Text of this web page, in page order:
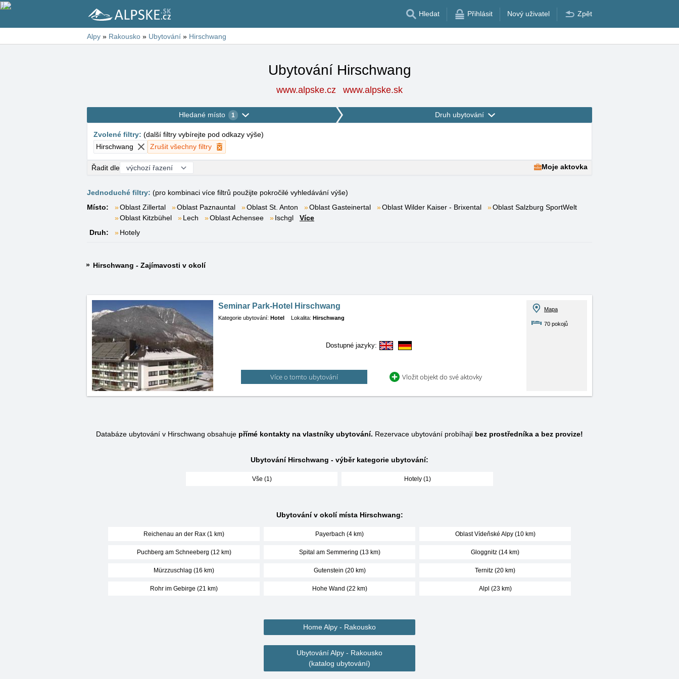
Hledat Přihlásit Nový uživatel Zpět
Alpy » Rakousko » Ubytování » Hirschwang
Ubytování Hirschwang
www.alpske.cz www.alpske.sk
Hledané místo 1 Druh ubytování
Zvolené filtry: (další filtry vybírejte pod odkazy výše)
Hirschwang
Zrušit všechny filtry
Řadit dle Moje aktovka
Jednoduché filtry: (pro kombinaci více filtrů použijte pokročilé vyhledávání výše)
Místo:
Oblast Zillertal Oblast Paznauntal Oblast St. Anton Oblast Gasteinertal Oblast Wilder Kaiser - Brixental
Oblast Salzburg SportWelt
Oblast Kitzbühel
Lech Oblast Achensee Ischgl
Více
Druh:
Hotely
Hirschwang - Zajímavosti v okolí
Seminar Park-Hotel Hirschwang
Kategorie ubytování: Hotel Lokalita: Hirschwang
Dostupné jazyky:
Více o tomto ubytování Vložit objekt do své aktovky
Mapa
70 pokojů
Databáze ubytování v Hirschwang obsahuje přímé kontakty na vlastníky ubytování. Rezervace ubytování probíhají bez prostředníka a bez provize!
Ubytování Hirschwang - výběr kategorie ubytování:
Vše (1) Hotely (1)
Ubytování v okolí místa Hirschwang:
Reichenau an der Rax (1 km) Payerbach (4 km) Oblast Vídeňské Alpy (10 km)
Puchberg am Schneeberg (12 km) Spital am Semmering (13 km) Gloggnitz (14 km)
Mürzzuschlag (16 km) Gutenstein (20 km) Ternitz (20 km)
Rohr im Gebirge (21 km) Hohe Wand (22 km) Alpl (23 km)
Home Alpy - Rakousko
Ubytování Alpy - Rakousko
(katalog ubytování)